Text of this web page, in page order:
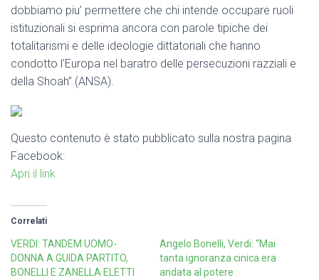
dobbiamo piu’ permettere che chi intende occupare ruoli
istituzionali si esprima ancora con parole tipiche dei
totalitarismi e delle ideologie dittatoriali che hanno
condotto l’Europa nel baratro delle persecuzioni razziali e
della Shoah”.(ANSA).
Questo contenuto è stato pubblicato sulla nostra pagina
Facebook:
Apri il link
Correlati
VERDI: TANDEM UOMO-
DONNA A GUIDA PARTITO,
BONELLI E ZANELLA ELETTI
Angelo Bonelli, Verdi: “Mai
tanta ignoranza cinica era
andata al potere